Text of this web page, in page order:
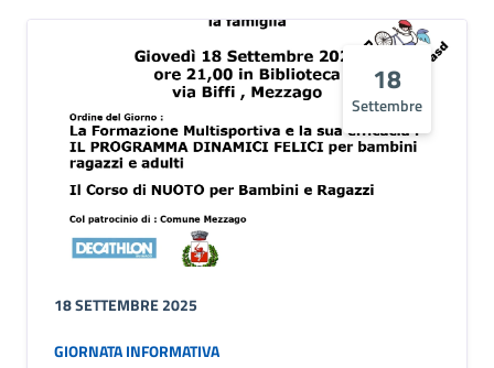
18
Settembre
18 SETTEMBRE 2025
GIORNATA INFORMATIVA